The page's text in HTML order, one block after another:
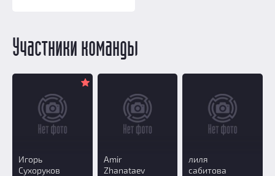
Участники команды
Игорь
Сухоруков
Amir
Zhanataev
лиля
сабитова